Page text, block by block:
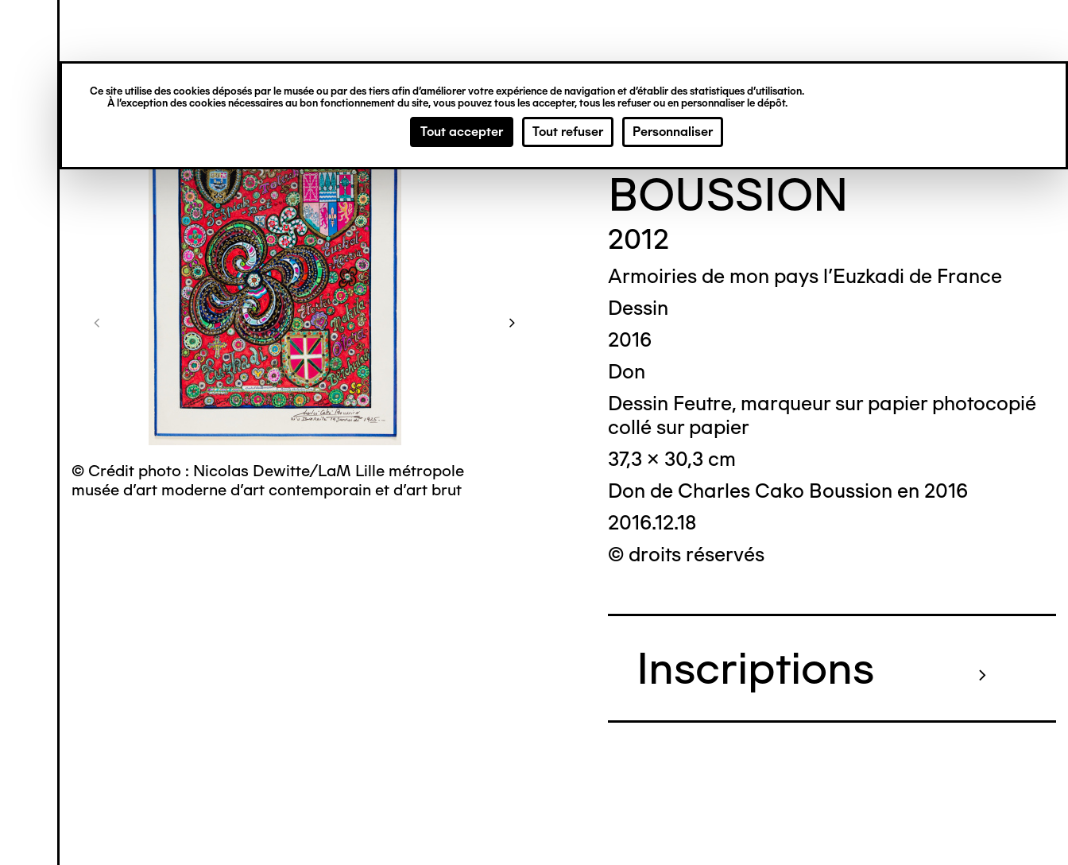
Ce site utilise des cookies déposés par le musée ou par des tiers afin d’améliorer votre expérience de navigation et d’établir des statistiques d’utilisation.
À l’exception des cookies nécessaires au bon fonctionnement du site, vous pouvez tous les accepter, tous les refuser ou en personnaliser le dépôt.
Tout accepter Tout refuser Personnaliser
principal
verticale
© Crédit photo : Nicolas Dewitte/LaM Lille métropole
musée d’art moderne d’art contemporain et d’art brut
© Crédit photo : Nicolas Dewitte/LaM Lille métropole
musée d’art moderne d’art contemporain et d’art brut
Charles Cako
BOUSSION
2012
Armoiries de mon pays l’Euzkadi de France
Dessin
2016
Don
Dessin Feutre, marqueur sur papier photocopié
collé sur papier
37,3 x 30,3 cm
Don de Charles Cako Boussion en 2016
2016.12.18
© droits réservés
Inscriptions